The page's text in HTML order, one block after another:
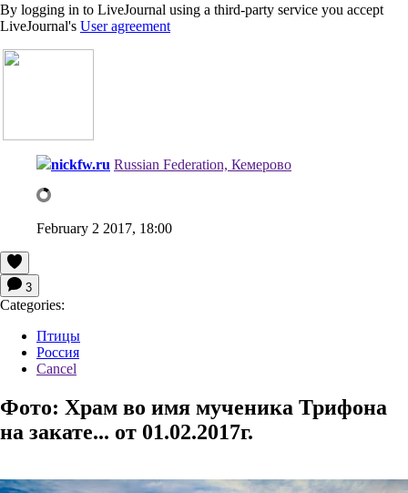
By logging in to LiveJournal using a third-party service you accept
LiveJournal's User agreement
nickfw.ru Russian Federation, Кемерово
February 2 2017, 18:00
3
Categories:
Птицы
Россия
Cancel
Фото: Храм во имя мученика Трифона
на закате... от 01.02.2017г.